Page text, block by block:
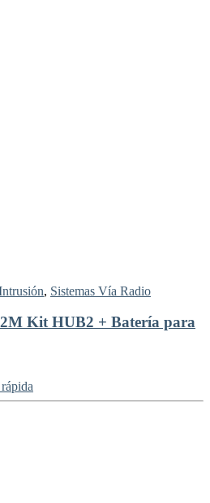
, Sistemas Vía Radio
Kit HUB2 + Batería para